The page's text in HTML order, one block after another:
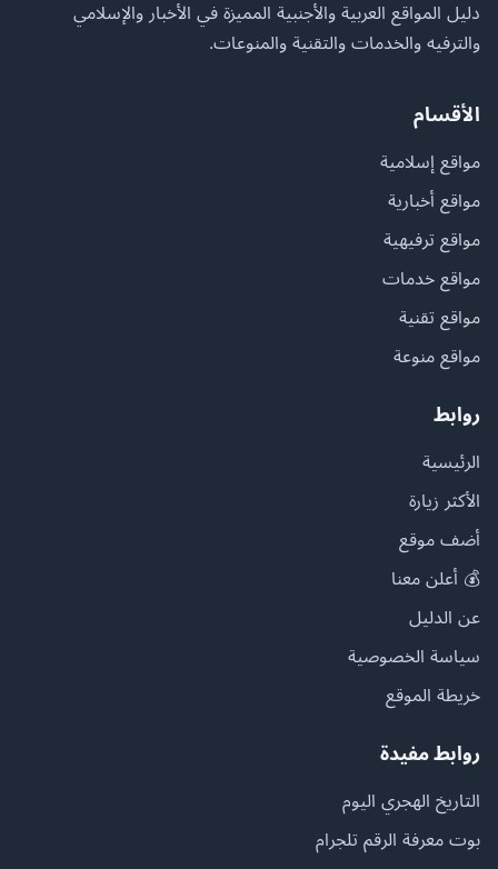
دليل المواقع العربية والأجنبية المميزة في الأخبار والإسلامي
والترفيه والخدمات والتقنية والمنوعات.
الأقسام
مواقع إسلامية
مواقع أخبارية
مواقع ترفيهية
مواقع خدمات
مواقع تقنية
مواقع منوعة
روابط
الرئيسية
الأكثر زيارة
أضف موقع
💰 أعلن معنا
عن الدليل
سياسة الخصوصية
خريطة الموقع
روابط مفيدة
التاريخ الهجري اليوم
بوت معرفة الرقم تلجرام